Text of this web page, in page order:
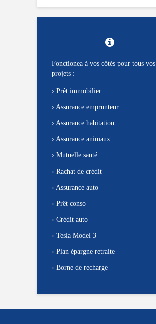
Fonctionea à vos côtés pour tous vos
projets :
› Prêt immobilier
› Assurance emprunteur
› Assurance habitation
› Assurance animaux
› Mutuelle santé
› Rachat de crédit
› Assurance auto
› Prêt conso
› Crédit auto
› Tesla Model 3
› Plan épargne retraite
› Borne de recharge